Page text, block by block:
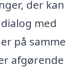
der kan
med
på samme
afgørende